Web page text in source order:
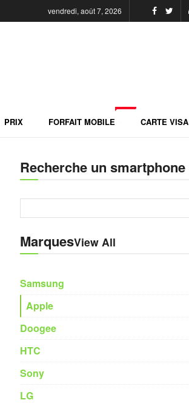
vendredi, août 7, 2026
PRIX FORFAIT MOBILE CARTE VISA
Recherche un smartphone
MarquesView All
Samsung
Apple
Doogee
HTC
Sony
LG